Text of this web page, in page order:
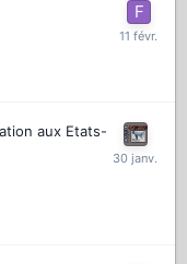
aux Etats-